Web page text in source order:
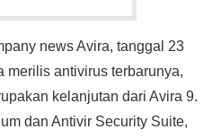
news Avira, tanggal 23
merilis antivirus terbarunya,
kelanjutan dari Avira 9.
dan Antivir Security Suite,